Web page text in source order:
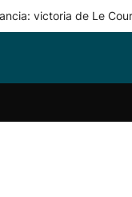
victoria de Le